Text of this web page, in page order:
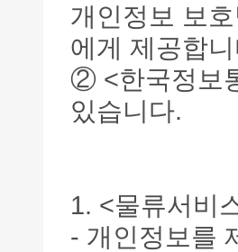
개인정보 보
에게 제공합
② <한국정보
있습니다.
1. <물류서비
- 개인정보를